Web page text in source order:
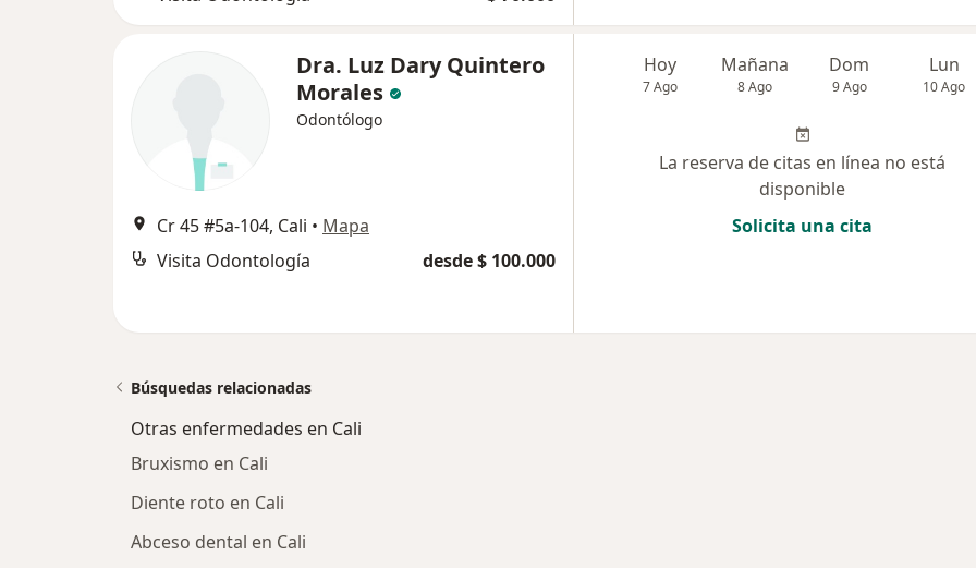
Dra. Luz Dary Quintero
Morales
Odontólogo
Cr 45 #5a-104, Cali • Mapa
Visita Odontología
desde $ 100.000
Hoy
7 Ago
Mañana
8 Ago
Dom
9 Ago
Lun
10 Ago
La reserva de citas en línea no está
disponible
Solicita una cita
Búsquedas relacionadas
Otras enfermedades en Cali
Bruxismo en Cali
Diente roto en Cali
Abceso dental en Cali